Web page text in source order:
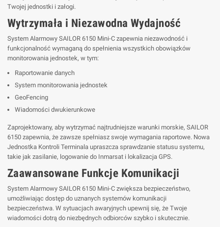
Twojej jednostki i załogi.
Wytrzymała i Niezawodna Wydajność
System Alarmowy SAILOR 6150 Mini-C zapewnia niezawodność i
funkcjonalność wymaganą do spełnienia wszystkich obowiązków
monitorowania jednostek, w tym:
Raportowanie danych
System monitorowania jednostek
GeoFencing
Wiadomości dwukierunkowe
Zaprojektowany, aby wytrzymać najtrudniejsze warunki morskie, SAILOR
6150 zapewnia, że zawsze spełniasz swoje wymagania raportowe. Nowa
Jednostka Kontroli Terminala upraszcza sprawdzanie statusu systemu,
takie jak zasilanie, logowanie do Inmarsat i lokalizacja GPS.
Zaawansowane Funkcje Komunikacji
System Alarmowy SAILOR 6150 Mini-C zwiększa bezpieczeństwo,
umożliwiając dostęp do uznanych systemów komunikacji
bezpieczeństwa. W sytuacjach awaryjnych upewnij się, że Twoje
wiadomości dotrą do niezbędnych odbiorców szybko i skutecznie.